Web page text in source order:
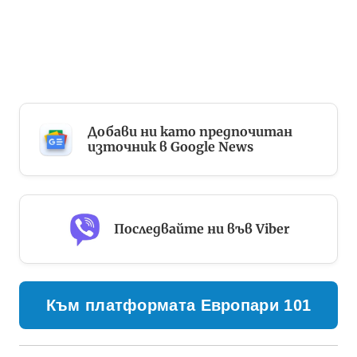
Добави ни като предпочитан
източник в Google News
Последвайте ни във Viber
Към платформата Европари 101